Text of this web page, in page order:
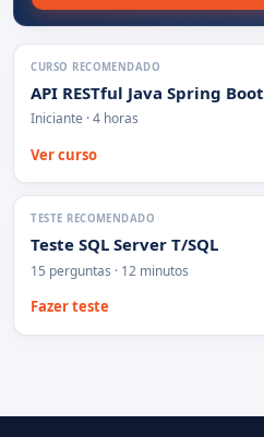
CURSO RECOMENDADO
API RESTful Java Spring Boot
Iniciante · 4 horas
Ver curso
TESTE RECOMENDADO
Teste SQL Server T/SQL
15 perguntas · 12 minutos
Fazer teste